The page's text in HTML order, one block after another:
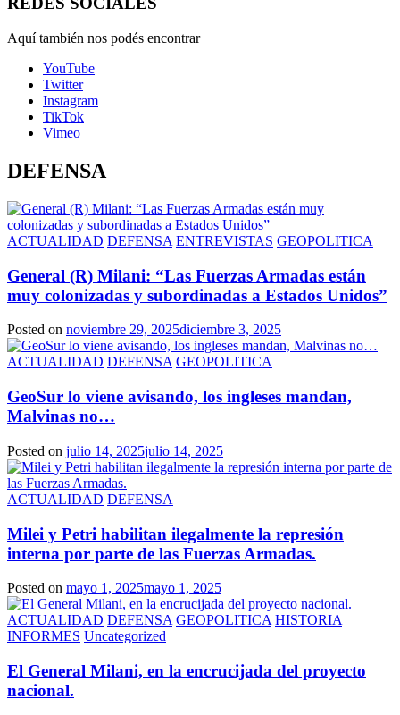
Aquí también nos podés encontrar
YouTube
Twitter
Instagram
TikTok
Vimeo
DEFENSA
ACTUALIDAD DEFENSA ENTREVISTAS GEOPOLITICA
General (R) Milani: “Las Fuerzas Armadas están
muy colonizadas y subordinadas a Estados Unidos”
Posted on noviembre 29, 2025diciembre 3, 2025
ACTUALIDAD DEFENSA GEOPOLITICA
GeoSur lo viene avisando, los ingleses mandan,
Malvinas no…
Posted on julio 14, 2025julio 14, 2025
ACTUALIDAD DEFENSA
Milei y Petri habilitan ilegalmente la represión
interna por parte de las Fuerzas Armadas.
Posted on mayo 1, 2025mayo 1, 2025
ACTUALIDAD DEFENSA GEOPOLITICA HISTORIA
INFORMES Uncategorized
El General Milani, en la encrucijada del proyecto
nacional.